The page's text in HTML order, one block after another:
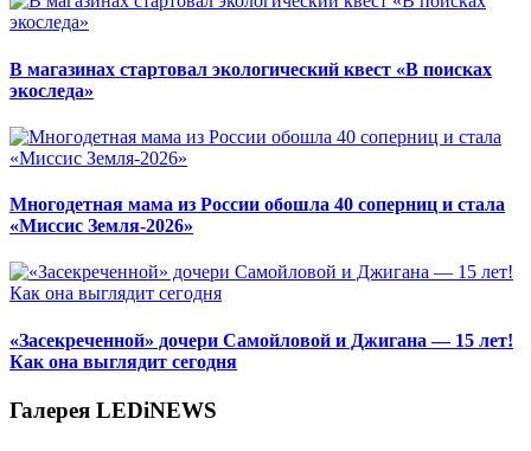
В магазинах стартовал экологический квест «В поисках
экоследа»
Многодетная мама из России обошла 40 соперниц и стала
«Миссис Земля-2026»
«Засекреченной» дочери Самойловой и Джигана — 15 лет!
Как она выглядит сегодня
Галерея LEDiNEWS